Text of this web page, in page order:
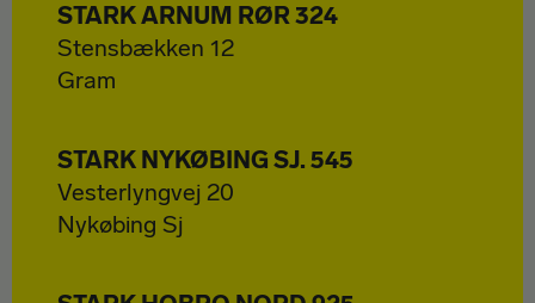
STARK ARNUM RØR 324
Stensbækken 12
Gram
STARK NYKØBING SJ. 545
Vesterlyngvej 20
Nykøbing Sj